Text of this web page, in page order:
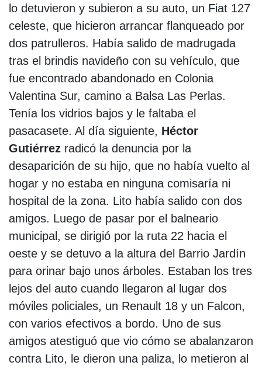
lo detuvieron y subieron a su auto, un Fiat 127
celeste, que hicieron arrancar flanqueado por
dos patrulleros. Había salido de madrugada
tras el brindis navideño con su vehículo, que
fue encontrado abandonado en Colonia
Valentina Sur, camino a Balsa Las Perlas.
Tenía los vidrios bajos y le faltaba el
pasacasete. Al día siguiente, Héctor
Gutiérrez radicó la denuncia por la
desaparición de su hijo, que no había vuelto al
hogar y no estaba en ninguna comisaría ni
hospital de la zona. Lito había salido con dos
amigos. Luego de pasar por el balneario
municipal, se dirigió por la ruta 22 hacia el
oeste y se detuvo a la altura del Barrio Jardín
para orinar bajo unos árboles. Estaban los tres
lejos del auto cuando llegaron al lugar dos
móviles policiales, un Renault 18 y un Falcon,
con varios efectivos a bordo. Uno de sus
amigos atestiguó que vio cómo se abalanzaron
contra Lito, le dieron una paliza, lo metieron al